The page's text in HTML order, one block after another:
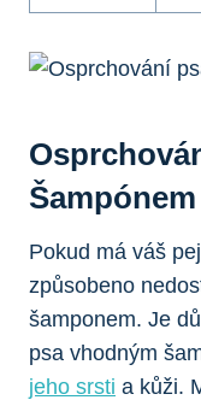
Šampónem
Pokud má váš‍
způsobeno
šamponem. Je
psa vhodným
jeho srsti a kůži.⁢